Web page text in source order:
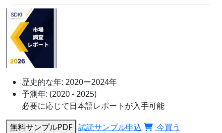
歴史的な年: 2020ー2024年
予測年: (2020 - 2025)
必要に応じて日本語レポートが入手可能
無料サンプルPDF 試読サンプル申込 今買う